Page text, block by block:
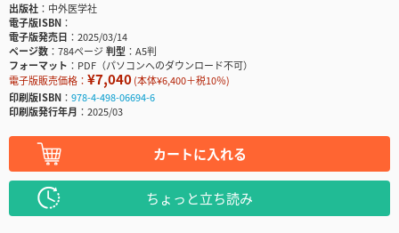
出版社
中外医学社
電子版ISBN
電子版発売日
2025/03/14
ページ数
784ページ判型
A5判
フォーマット
PDF（パソコンへのダウンロード不可）
電子版販売価格： ¥7,040(本体¥6,400＋税10％)
印刷版ISBN
978-4-498-06694-6
印刷版発行年月
2025/03
カートに入れる
ちょっと立ち読み